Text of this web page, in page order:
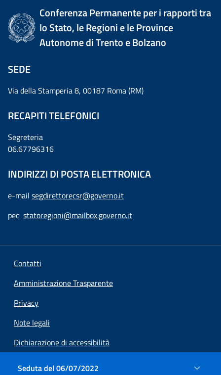
Seduta del 06/07/2022
Conferenza Permanente per i rapporti tra
lo Stato, le Regioni e le Province
Autonome di Trento e Bolzano
SEDE
Via della Stamperia 8, 00187 Roma (RM)
RECAPITI TELEFONICI
Segreteria
06.67796316
INDIRIZZI DI POSTA ELETTRONICA
e-mail segdirettorecsr@governo.it
pec statoregioni@mailbox.governo.it
Contatti
Amministrazione Trasparente
Privacy
Note legali
Dichiarazione di accessibilità
Preferenze cookie